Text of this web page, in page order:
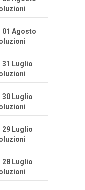
01 Agosto
31 Luglio
30 Luglio
29 Luglio
28 Luglio